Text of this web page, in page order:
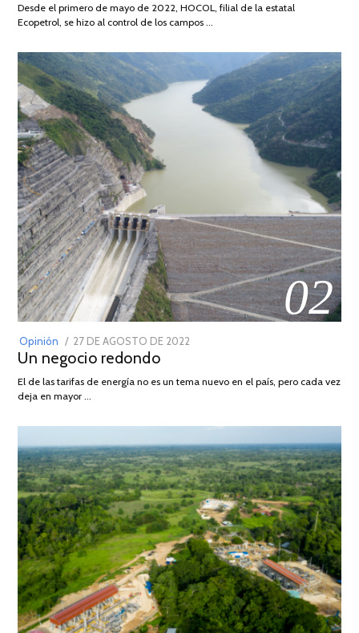
2026
Desde el primero de mayo de 2022, HOCOL, filial de la estatal
Ecopetrol, se hizo al control de los campos …
02
Opinión
POSTED
ON
27 DE AGOSTO DE 2022
DE
Un negocio redondo
El de las tarifas de energía no es un tema nuevo en el país, pero cada vez
deja en mayor …